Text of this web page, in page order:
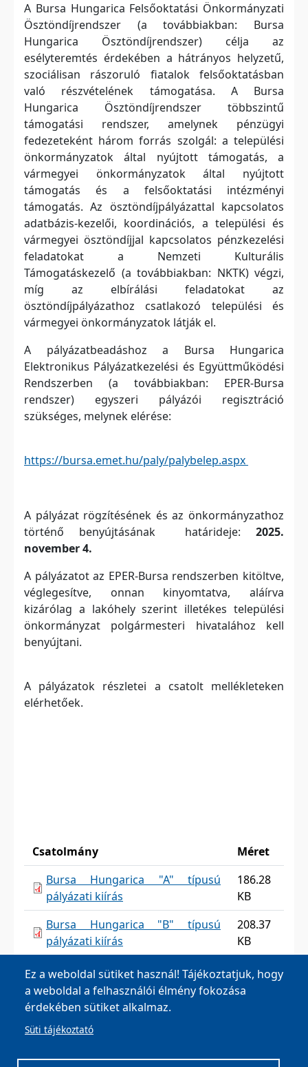
A Bursa Hungarica Felsőoktatási Önkormányzati
Ösztöndíjrendszer (a továbbiakban: Bursa
Hungarica Ösztöndíjrendszer) célja az
esélyteremtés érdekében a hátrányos helyzetű,
szociálisan rászoruló fiatalok felsőoktatásban
való részvételének támogatása. A Bursa
Hungarica Ösztöndíjrendszer többszintű
támogatási rendszer, amelynek pénzügyi
fedezeteként három forrás szolgál: a települési
önkormányzatok által nyújtott támogatás, a
vármegyei önkormányzatok által nyújtott
támogatás és a felsőoktatási intézményi
támogatás. Az ösztöndíjpályázattal kapcsolatos
adatbázis-kezelői, koordinációs, a települési és
vármegyei ösztöndíjjal kapcsolatos pénzkezelési
feladatokat a Nemzeti Kulturális
Támogatáskezelő (a továbbiakban: NKTK) végzi,
míg az elbírálási feladatokat az
ösztöndíjpályázathoz csatlakozó települési és
vármegyei önkormányzatok látják el.
A pályázatbeadáshoz a Bursa Hungarica
Elektronikus Pályázatkezelési és Együttműködési
Rendszerben (a továbbiakban: EPER-Bursa
rendszer) egyszeri pályázói regisztráció
szükséges, melynek elérése:
https://bursa.emet.hu/paly/palybelep.aspx
A pályázat rögzítésének és az önkormányzathoz
történő benyújtásának határideje: 2025.
november 4.
A pályázatot az EPER-Bursa rendszerben kitöltve,
véglegesítve, onnan kinyomtatva, aláírva
kizárólag a lakóhely szerint illetékes települési
önkormányzat polgármesteri hivatalához kell
benyújtani.
A pályázatok részletei a csatolt mellékleteken
elérhetőek.
Csatolmány
Méret
Bursa Hungarica "A" típusú
pályázati kiírás
186.28
KB
Bursa Hungarica "B" típusú
pályázati kiírás
208.37
KB
Ez a weboldal sütiket használ! Tájékoztatjuk, hogy
a weboldal a felhasználói élmény fokozása
érdekében sütiket alkalmaz.
Süti tájékoztató